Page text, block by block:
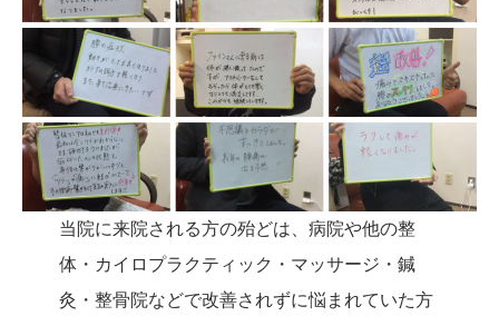
当院に来院される方の殆どは、病院や他の整
体・カイロプラクティック・マッサージ・鍼
灸・整骨院などで改善されずに悩まれていた方